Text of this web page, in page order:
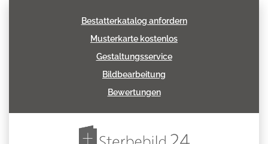
Bestatterkatalog anfordern
Musterkarte kostenlos
Gestaltungsservice
Bildbearbeitung
Bewertungen